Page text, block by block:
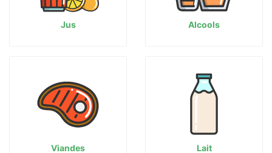
Jus Alcools
Viandes Lait